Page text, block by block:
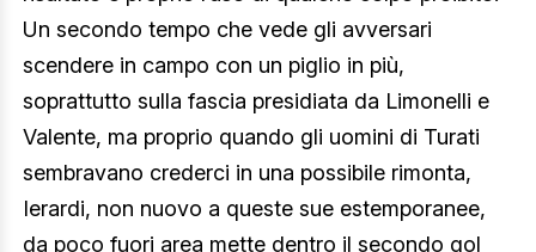
Un secondo tempo che vede gli avversari
scendere in campo con un piglio in più,
soprattutto sulla fascia presidiata da Limonelli e
Valente, ma proprio quando gli uomini di Turati
sembravano crederci in una possibile rimonta,
Ierardi, non nuovo a queste sue estemporanee,
da poco fuori area mette dentro il secondo gol